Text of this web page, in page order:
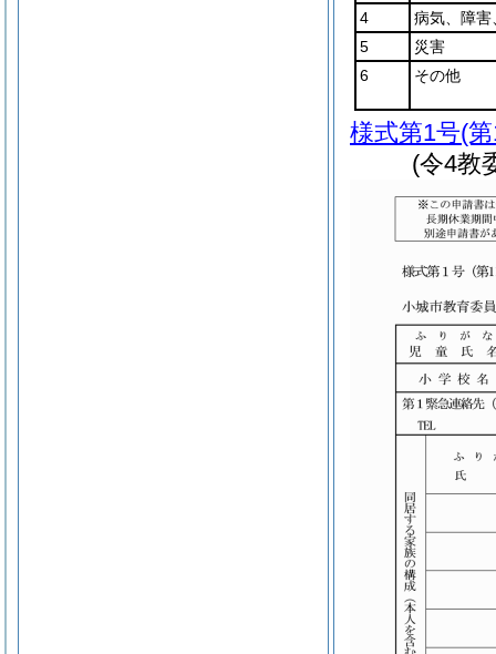
4
病気、障害
5
災害
6
その他
様式第1号(
(令4教